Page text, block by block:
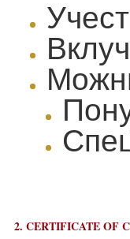
2. CERTIFICATE OF